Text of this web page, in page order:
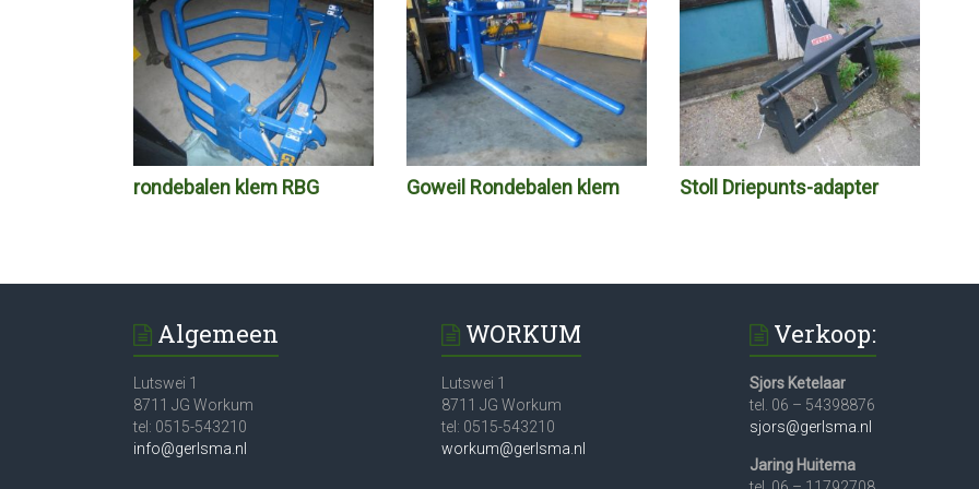
rondebalen klem RBG Goweil Rondebalen klem Stoll Driepunts-adapter
Algemeen
Lutswei 1
8711 JG Workum
tel: 0515-543210
info@gerlsma.nl
WORKUM
Lutswei 1
8711 JG Workum
tel: 0515-543210
workum@gerlsma.nl
Verkoop:
Sjors Ketelaar
tel. 06 – 54398876
sjors@gerlsma.nl
Jaring Huitema